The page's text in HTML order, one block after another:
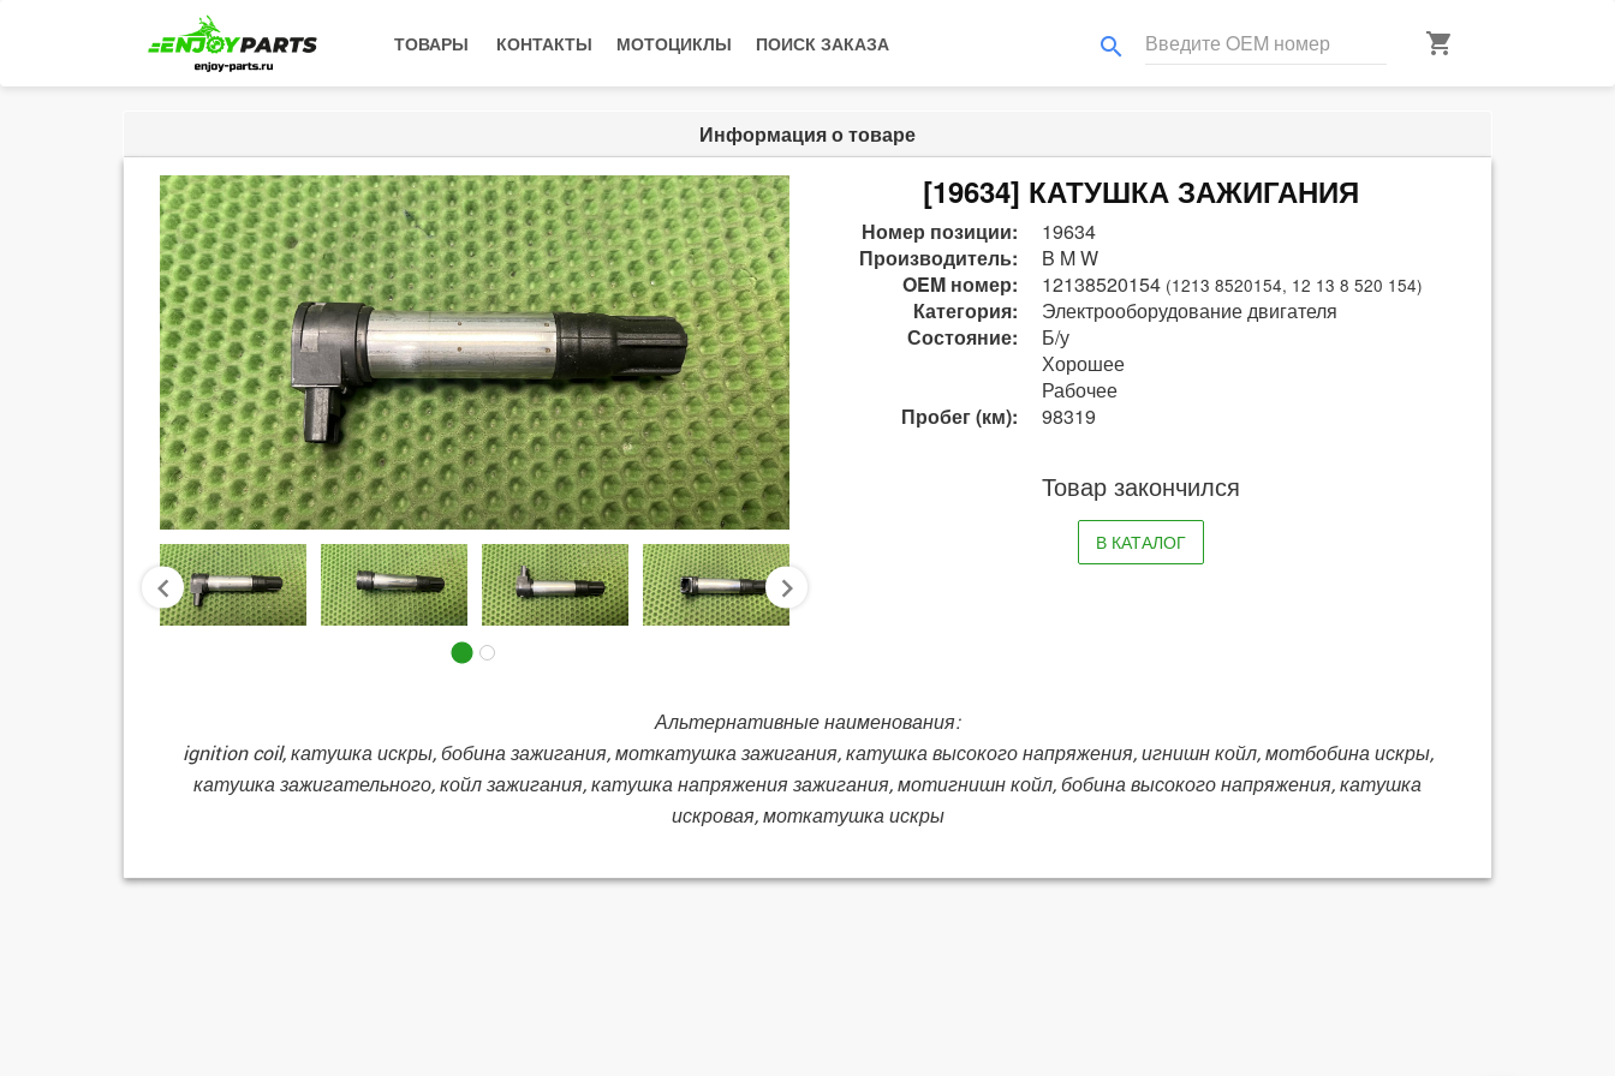
ТОВАРЫ КОНТАКТЫ МОТОЦИКЛЫ ПОИСК ЗАКАЗА search shopping_cart
Информация о товаре
prev next
[19634] КАТУШКА ЗАЖИГАНИЯ
Номер позиции:
19634
Производитель:
B M W
OEM номер:
12138520154 (1213 8520154, 12 13 8 520 154)
Категория:
Электрооборудование двигателя
Состояние:
Б/у
Хорошее
Рабочее
Пробег (км):
98319
Товар закончился
В КАТАЛОГ
Альтернативные наименования:
ignition coil, катушка искры, бобина зажигания, моткатушка зажигания, катушка высокого напряжения, игнишн койл, мотбобина искры,
катушка зажигательного, койл зажигания, катушка напряжения зажигания, мотигнишн койл, бобина высокого напряжения, катушка
искровая, моткатушка искры